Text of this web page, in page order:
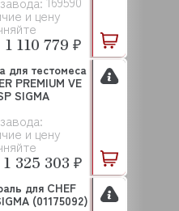
и цену
1 110 779 ₽
и цену
для тестомеса
PREMIUM VE
SIGMA
1 325 303 ₽
для CHEF
(01175092)